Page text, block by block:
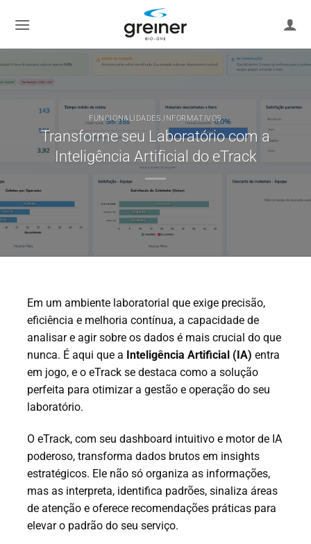
para
conteúdo
FUNCIONALIDADES , INFORMATIVOS
Transforme seu Laboratório com a
Inteligência Artificial do eTrack
Em um ambiente laboratorial que exige precisão,
eficiência e melhoria contínua, a capacidade de
analisar e agir sobre os dados é mais crucial do que
nunca. É aqui que a Inteligência Artificial (IA) entra
em jogo, e o eTrack se destaca como a solução
perfeita para otimizar a gestão e operação do seu
laboratório.
O eTrack, com seu dashboard intuitivo e motor de IA
poderoso, transforma dados brutos em insights
estratégicos. Ele não só organiza as informações,
mas as interpreta, identifica padrões, sinaliza áreas
de atenção e oferece recomendações práticas para
elevar o padrão do seu serviço.